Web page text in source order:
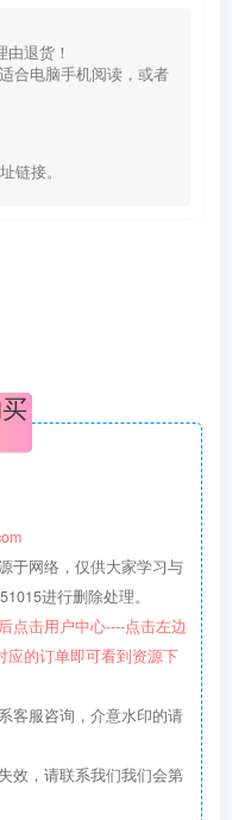
退货！
合电脑手机阅读，或者
链接。
于网络，仅供大家学习与
进行删除处理。
点击用户中心----点击左边
应的订单即可看到资源下
客服咨询，介意水印的请
效，请联系我们我们会第